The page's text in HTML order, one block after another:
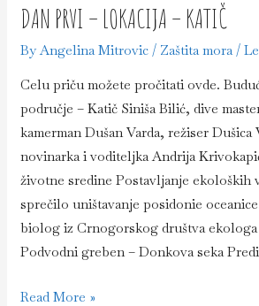
DAN PRVI – LOKACIJA – KATIČ
ByAngelina Mitrovic / Zaštita mora/
Celu priču možete pročitati ovde.
područje – Katič Siniša Bilić, dive
kamerman Dušan Varda, režiser Dušica
novinarka i voditeljka Andrija
životne sredine Postavljanje ekoloških
sprečilo uništavanje posidonie
biolog iz Crnogorskog društva ekologa
Podvodni greben – Donkova seka
Dan
Read More »